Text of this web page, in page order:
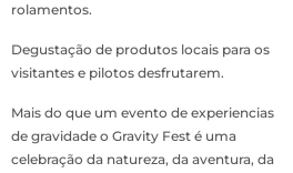
rolamentos.
Degustação de produtos locais para os
visitantes e pilotos desfrutarem.
Mais do que um evento de experiencias
de gravidade o Gravity Fest é uma
celebração da natureza, da aventura, da